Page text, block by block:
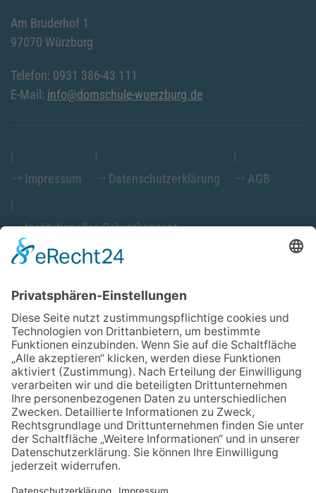
Am Bruderhof 1
97070 Würzburg
Telefon: 0931 386-43 111
E-Mail: info@domschule-wuerzburg.de
Impressum Datenschutzerklärung AGB
Institutionelles Schutzkonzept